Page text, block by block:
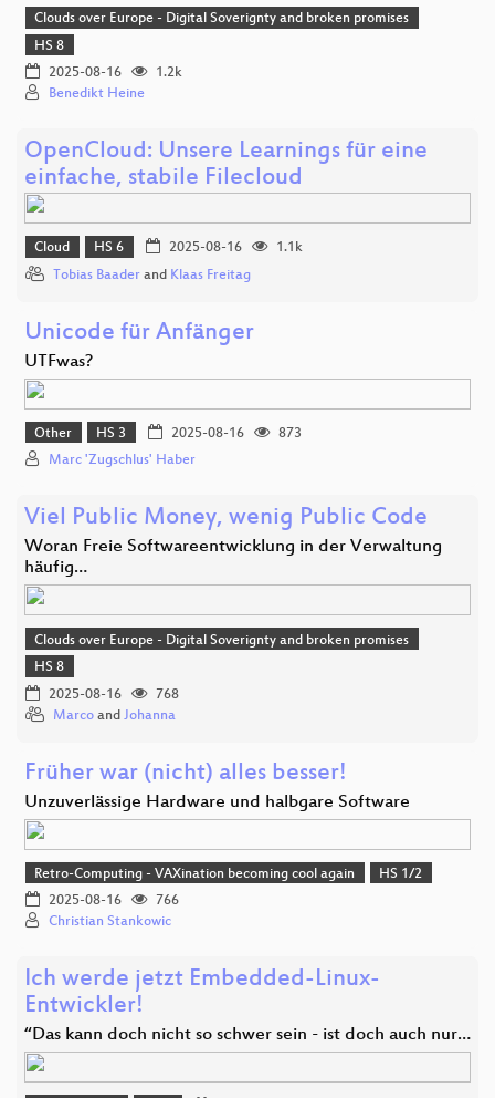
Clouds over Europe - Digital Soverignty and broken promises
HS 8
2025-08-16
1.2k
Benedikt Heine
OpenCloud: Unsere Learnings für eine
einfache, stabile Filecloud
Cloud HS 6 2025-08-16
1.1k
Tobias Baader and Klaas Freitag
Unicode für Anfänger
UTFwas?
Other HS 3 2025-08-16
873
Marc 'Zugschlus' Haber
Viel Public Money, wenig Public Code
Woran Freie Softwareentwicklung in der Verwaltung
häufig…
Clouds over Europe - Digital Soverignty and broken promises
HS 8
2025-08-16
768
Marco and Johanna
Früher war (nicht) alles besser!
Unzuverlässige Hardware und halbgare Software
Retro-Computing - VAXination becoming cool again
HS 1/2
2025-08-16
766
Christian Stankowic
Ich werde jetzt Embedded-Linux-
Entwickler!
“Das kann doch nicht so schwer sein - ist doch auch nur…